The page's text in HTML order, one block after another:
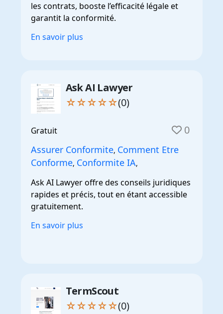
les contrats, booste l’efficacité légale et
garantit la conformité.
En savoir plus
Ask AI Lawyer
☆☆☆☆☆(0)
Gratuit 0
Assurer Conformite, Comment Etre
Conforme, Conformite IA,
Ask AI Lawyer offre des conseils juridiques
rapides et précis, tout en étant accessible
gratuitement.
En savoir plus
TermScout
☆☆☆☆☆(0)